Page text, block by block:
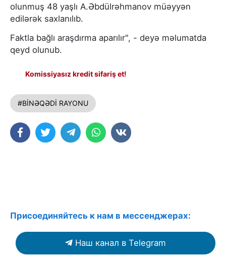
olunmuş 48 yaşlı A.Əbdülrəhmanov müəyyən
edilərək saxlanılıb.
Faktla bağlı araşdırma aparılır", - deyə məlumatda
qeyd olunub.
Komissiyasız kredit sifariş et!
#BİNƏQƏDİ RAYONU
Присоединяйтесь к нам в мессенджерах:
Наш канал в Telegram